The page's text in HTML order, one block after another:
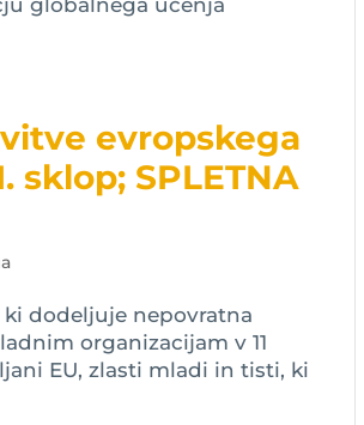
globalnega učenja
evropskega
SPLETNA
ki dodeljuje nepovratna
organizacijam v 11
EU, zlasti mladi in tisti, ki